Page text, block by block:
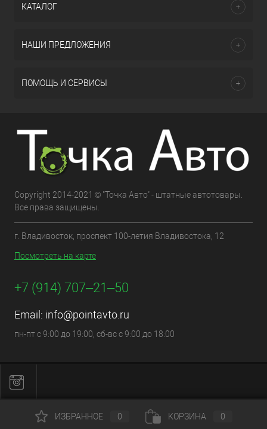
КАТАЛОГ
НАШИ ПРЕДЛОЖЕНИЯ
ПОМОЩЬ И СЕРВИСЫ
Copyright 2014-2021 © "Точка Авто" - штатные автотовары.
Все права защищены.
г. Владивосток, проспект 100-летия Владивостока, 12
Посмотреть на карте
+7 (914) 707‒21‒50
Email: info@pointavto.ru
пн-пт с 9:00 до 19:00, сб-вс с 9:00 до 18:00
ИЗБРАННОЕ 0 КОРЗИНА 0